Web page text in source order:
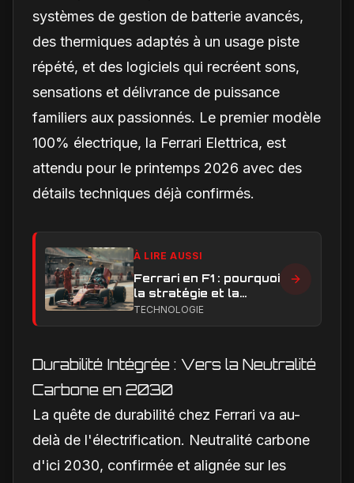
systèmes de gestion de batterie avancés,
des thermiques adaptés à un usage piste
répété, et des logiciels qui recréent sons,
sensations et délivrance de puissance
familiers aux passionnés. Le premier modèle
100% électrique, la Ferrari Elettrica, est
attendu pour le printemps 2026 avec des
détails techniques déjà confirmés.
À LIRE AUSSI
Ferrari en F1 : pourquoi
la stratégie et la
technique sont sous
TECHNOLOGIE
Durabilité Intégrée : Vers la Neutralité
Carbone en 2030
La quête de durabilité chez Ferrari va au-
delà de l'électrification. Neutralité carbone
d'ici 2030, confirmée et alignée sur les